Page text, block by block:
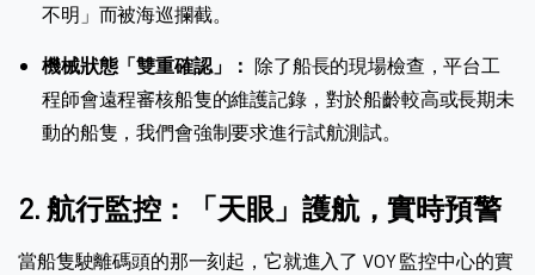
不明」而被海巡攔截。
機械狀態「雙重確認」： 除了船長的現場檢查，平台工
程師會遠程審核船隻的維護記錄，對於船齡較高或長期未
動的船隻，我們會強制要求進行試航測試。
2. 航行監控：「天眼」護航，實時預警
當船隻駛離碼頭的那一刻起，它就進入了 VOY 監控中心的實